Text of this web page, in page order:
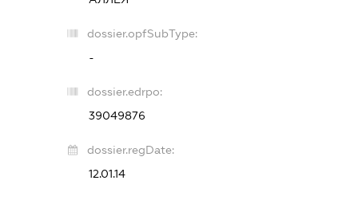
dossier.opfSubType:
-
dossier.edrpo:
39049876
dossier.regDate:
12.01.14